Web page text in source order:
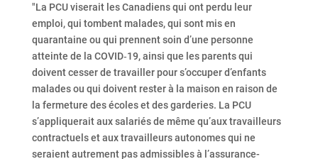
"La PCU viserait les Canadiens qui ont perdu leur
emploi, qui tombent malades, qui sont mis en
quarantaine ou qui prennent soin d’une personne
atteinte de la COVID‑19, ainsi que les parents qui
doivent cesser de travailler pour s’occuper d’enfants
malades ou qui doivent rester à la maison en raison de
la fermeture des écoles et des garderies. La PCU
s’appliquerait aux salariés de même qu’aux travailleurs
contractuels et aux travailleurs autonomes qui ne
seraient autrement pas admissibles à l’assurance-